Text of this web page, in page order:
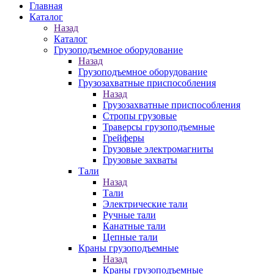
Главная
Каталог
Назад
Каталог
Грузоподъемное оборудование
Назад
Грузоподъемное оборудование
Грузозахватные приспособления
Назад
Грузозахватные приспособления
Стропы грузовые
Траверсы грузоподъемные
Грейферы
Грузовые электромагниты
Грузовые захваты
Тали
Назад
Тали
Электрические тали
Ручные тали
Канатные тали
Цепные тали
Краны грузоподъемные
Назад
Краны грузоподъемные